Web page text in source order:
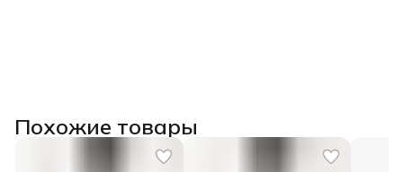
Похожие товары